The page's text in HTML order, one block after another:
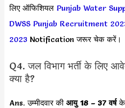
लिए ऑफिशियल Punjab Water
DWSS Punjab Recruitment
2023 Notification जरूर चेक करें।
Q4. जल विभाग भर्ती के लिए
क्या है?
Ans. उम्मीदवार की आयु 18 – 37 वर्षके